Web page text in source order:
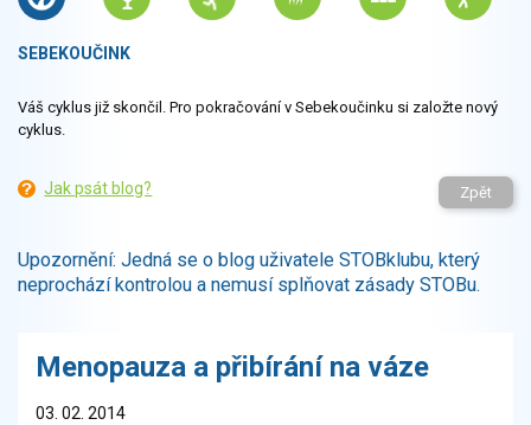
SEBEKOUČINK
Váš cyklus již skončil. Pro pokračování v Sebekoučinku si založte nový
cyklus.
Jak psát blog? Zpět
Upozornění: Jedná se o blog uživatele STOBklubu, který
neprochází kontrolou a nemusí splňovat zásady STOBu.
Menopauza a přibírání na váze
03. 02. 2014